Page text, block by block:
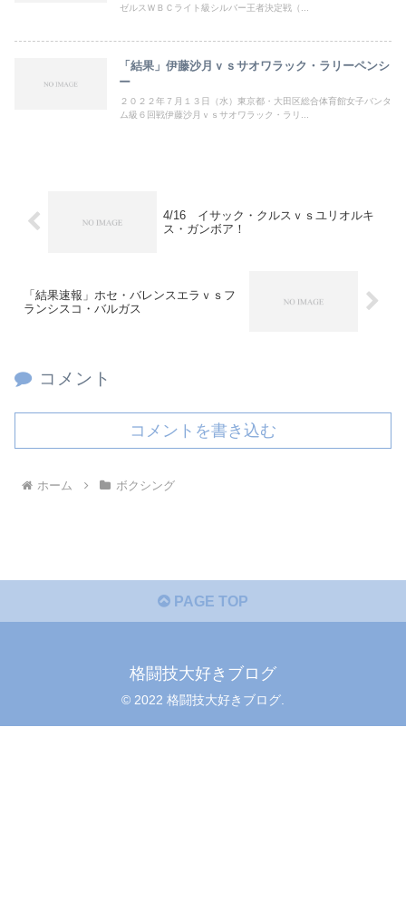
ゼルスＷＢＣライト級シルバー王者決定戦（...
「結果」伊藤沙月ｖｓサオワラック・ラリーペンシ
ー
２０２２年７月１３日（水）東京都・大田区総合体育館女子バンタ
ム級６回戦伊藤沙月ｖｓサオワラック・ラリ...
4/16 イサック・クルスｖｓユリオルキ
ス・ガンボア！
「結果速報」ホセ・バレンスエラｖｓフ
ランシスコ・バルガス
コメント
コメントを書き込む
ホーム ボクシング
PAGE TOP
格闘技大好きブログ
© 2022 格闘技大好きブログ.